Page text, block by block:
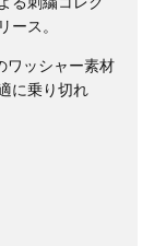
ース。
ワッシャー素材
に乗り切れ